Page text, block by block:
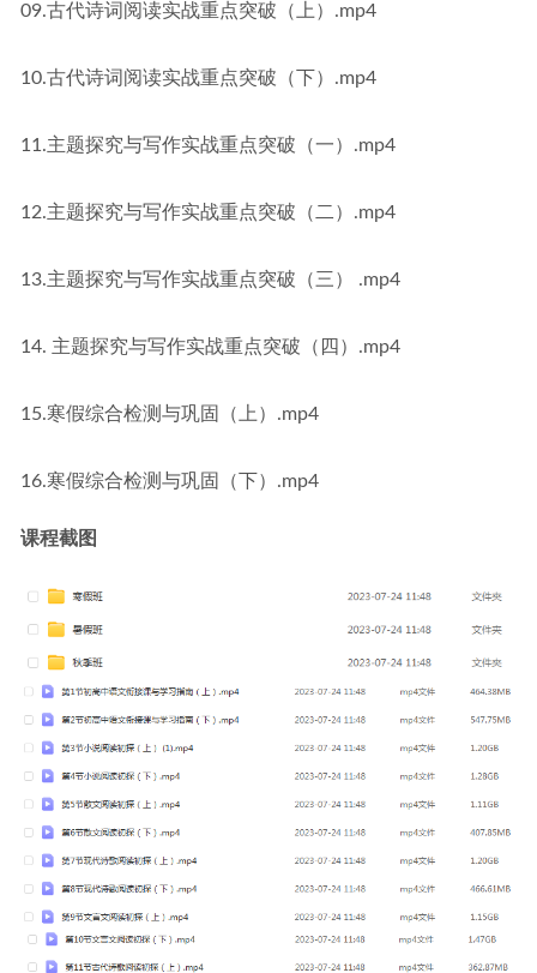
09.古代诗词阅读实战重点突破（上）.mp4
10.古代诗词阅读实战重点突破（下）.mp4
11.主题探究与写作实战重点突破（一）.mp4
12.主题探究与写作实战重点突破（二）.mp4
13.主题探究与写作实战重点突破（三） .mp4
14. 主题探究与写作实战重点突破（四）.mp4
15.寒假综合检测与巩固（上）.mp4
16.寒假综合检测与巩固（下）.mp4
课程截图